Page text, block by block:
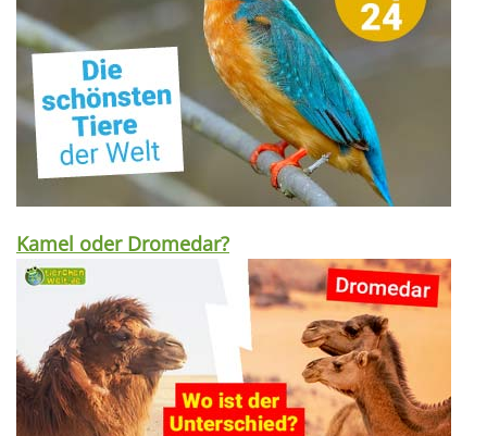
Kamel oder Dromedar?